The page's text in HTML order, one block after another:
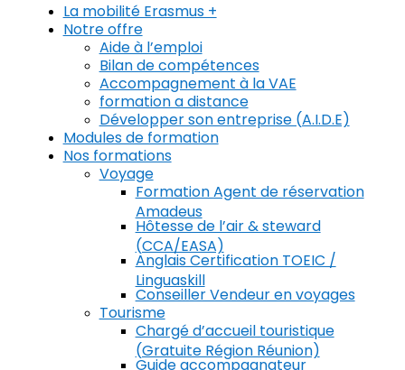
La mobilité Erasmus +
Notre offre
Aide à l’emploi
Bilan de compétences
Accompagnement à la VAE
formation a distance
Développer son entreprise (A.I.D.E)
Modules de formation
Nos formations
Voyage
Formation Agent de réservation
Amadeus
Hôtesse de l’air & steward
(CCA/EASA)
Anglais Certification TOEIC /
Linguaskill
Conseiller Vendeur en voyages
Tourisme
Chargé d’accueil touristique
(Gratuite Région Réunion)
Guide accompagnateur